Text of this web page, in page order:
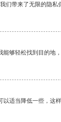
们带来了无限的隐私
够轻松找到目的地
适当降低一些，这样